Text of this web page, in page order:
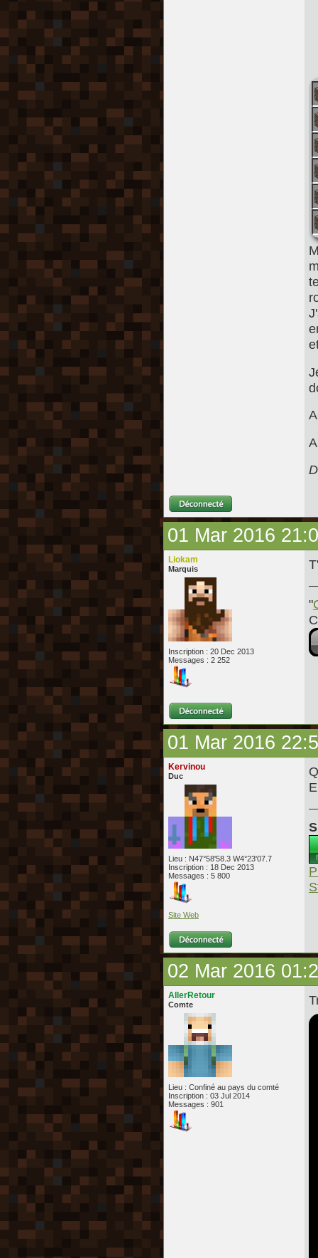
01 Mar 2016
Liokam
Marquis
Inscription : 20 Dec 2013
Messages : 2 252
"
01 Mar 2016
Kervinou
Duc
Lieu : N47°58'58.3 W4°23'07.7
Inscription : 18 Dec 2013
Messages : 5 800
Site Web
02 Mar 2016
AllerRetour
Comte
Lieu : Confiné au pays du comté
Inscription : 03 Jul 2014
Messages : 901